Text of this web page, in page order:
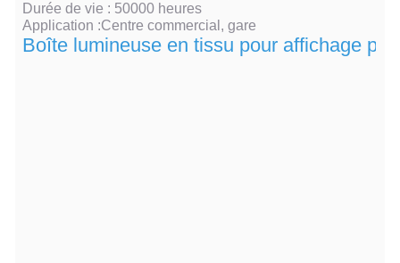
Durée de vie : 50000 heures
Application :Centre commercial, gare
Boîte lumineuse en tissu pour affichage